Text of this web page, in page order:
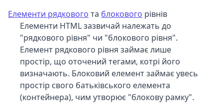
Елементи рядкового та блокового рівнів
Елементи HTML зазвичай належать до
"рядкового рівня" чи "блокового рівня".
Елемент рядкового рівня займає лише
простір, що оточений тегами, котрі його
визначають. Блоковий елемент займає увесь
простір свого батьківського елемента
(контейнера), чим утворює "блокову рамку".